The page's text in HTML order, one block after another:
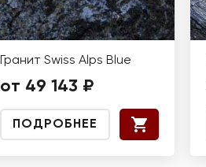
Гранит Swiss Alps Blue
от 49 143 ₽
ПОДРОБНЕЕ